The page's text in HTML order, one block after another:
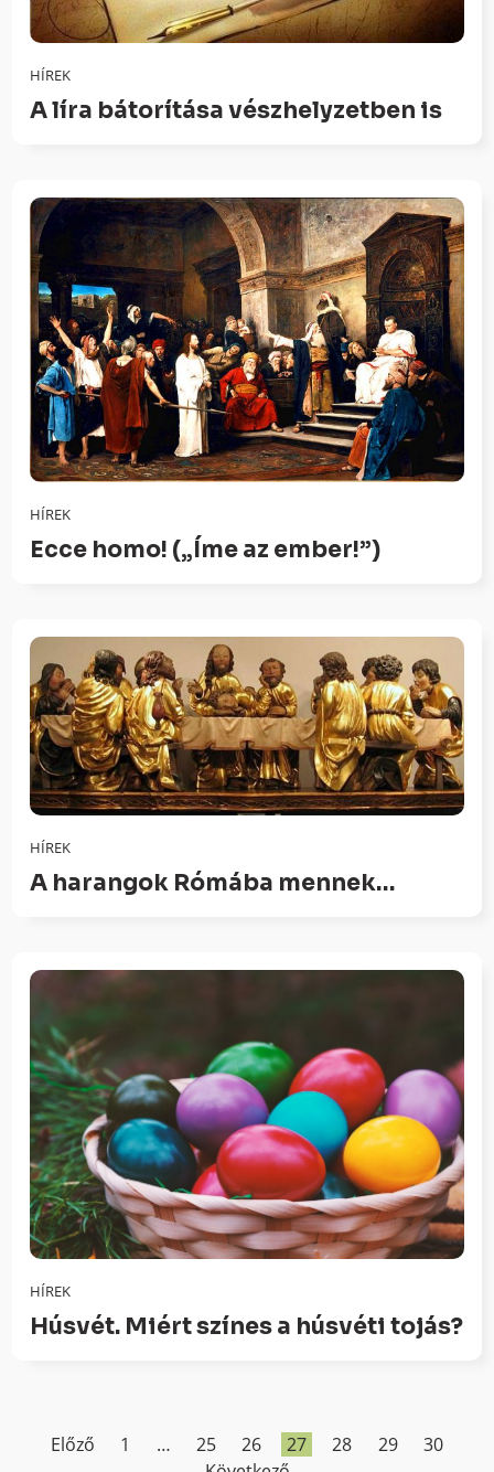
HÍREK
A líra bátorítása vészhelyzetben is
HÍREK
Ecce homo! („Íme az ember!”)
HÍREK
A harangok Rómába mennek…
HÍREK
Húsvét. Miért színes a húsvéti tojás?
Előző 1 … 25 26 27 28 29
30